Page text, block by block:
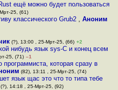
ещё можно будет пользоваться
25, (61)
классического Grub2 , Аноним
(?), 13:00 , 25-Мрт-25, (66) +2
нибудь язык sys-C и конец всем
25, (71) –1
которая сразу в
(82), 13:11 , 25-Мрт-25, (74)
язык щас это что то типа тебе
14:18 , 25-Мрт-25, (92)